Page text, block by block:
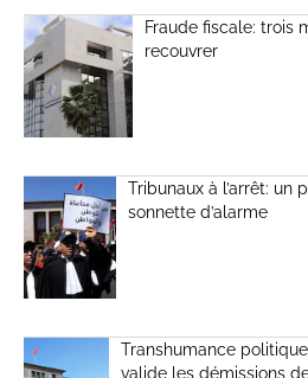
Fraude fiscale: trois
recouvrer
Tribunaux à l’arrêt: un
sonnette d’alarme
Transhumance
valide les démissions